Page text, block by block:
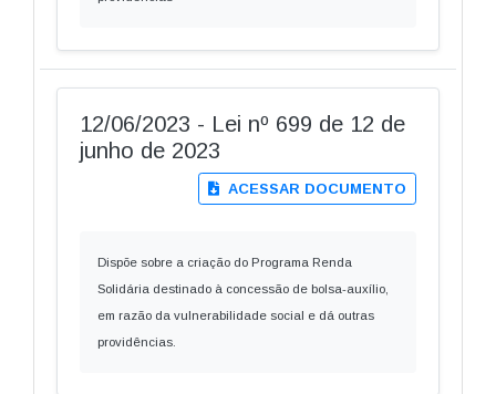
12/06/2023 - Lei nº 699 de 12 de
junho de 2023
ACESSAR DOCUMENTO
Dispõe sobre a criação do Programa Renda
Solidária destinado à concessão de bolsa-auxílio,
em razão da vulnerabilidade social e dá outras
providências.